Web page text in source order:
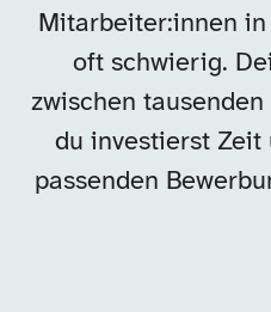
Mitarbeiter:innen
oft schwierig.
zwischen
du investierst Zeit
passenden